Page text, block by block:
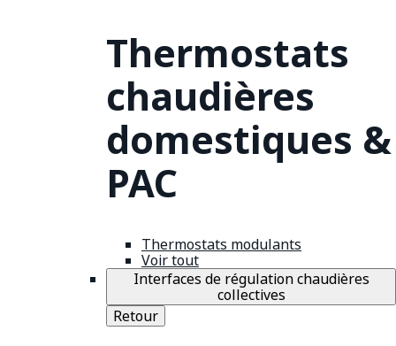
Thermostats
chaudières
domestiques &
PAC
Thermostats modulants
Voir tout
Interfaces de régulation chaudières
collectives
Retour